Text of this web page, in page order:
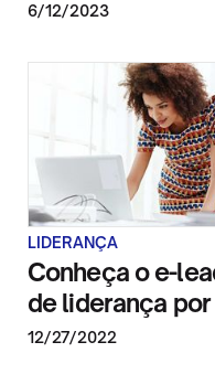
6/12/2023
LIDERANÇA
Conheça o e-
de liderança
12/27/2022